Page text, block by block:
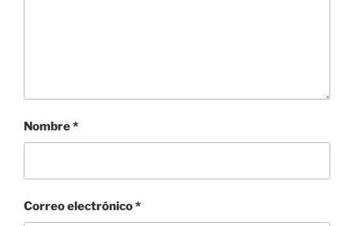
Nombre*
Correo electrónico*